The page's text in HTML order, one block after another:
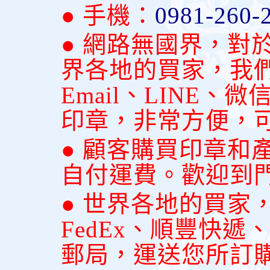
● 手機： 0981-260-
● 網路無國界，對
界各地的買家，我
Email、LINE、微
印章，非常方便，
● 顧客購買印章和
自付運費。歡迎到
● 世界各地的買家
FedEx、順豐快遞
郵局，運送您所訂